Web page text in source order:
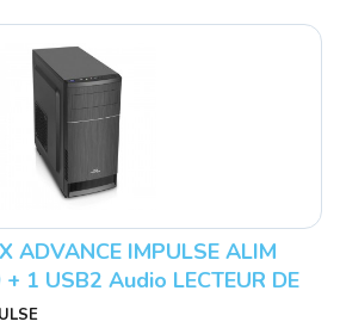
ADVANCE IMPULSE ALIM
1 USB2 Audio LECTEUR DE
: 6613B3